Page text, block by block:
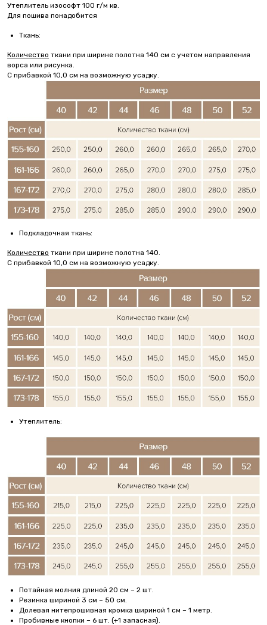
Утеплитель изософт 100 г/м кв.
Для пошива понадобится
Ткань:
Количество ткани при ширине полотна 140 см с учетом направления
ворса или рисунка.
С прибавкой 10,0 см на возможную усадку.
Подкладочная ткань:
Количество ткани при ширине полотна 140.
С прибавкой 10,0 см на возможную усадку.
Утеплитель:
Потайная молния длиной 20 см – 2 шт.
Резинка шириной 3 см – 50 см.
Долевая нитепрошивная кромка шириной 1 см – 1 метр.
Пробивные кнопки – 6 шт. (+1 запасная).